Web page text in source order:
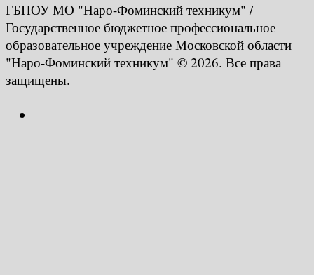
ГБПОУ МО "Наро-Фоминский техникум" /
Государственное бюджетное профессиональное
образовательное учреждение Московской области
"Наро-Фоминский техникум" © 2026. Все права
защищены.